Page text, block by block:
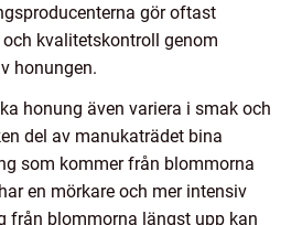
gör oftast
kvalitetskontroll genom
honungen.
honung även variera i smak och
del av manukaträdet bina
som kommer från blommorna
en mörkare och mer intensiv
från blommorna längst upp kan